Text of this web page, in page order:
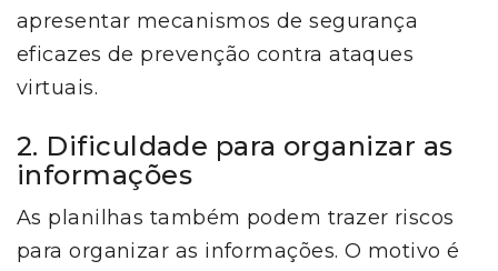
apresentar mecanismos de segurança
eficazes de prevenção contra ataques
virtuais.
2. Dificuldade para organizar as
informações
As planilhas também podem trazer riscos
para organizar as informações. O motivo é